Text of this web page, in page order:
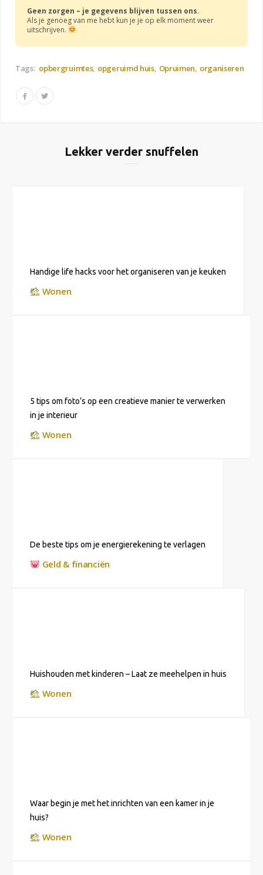
Geen zorgen – je gegevens blijven tussen ons.
Als je genoeg van me hebt kun je je op elk moment weer
uitschrijven.
Tags: opbergruimtes opgeruimd huis Opruimen organiseren
Lekker verder snuffelen
Handige life hacks voor het organiseren van je keuken
Wonen
5 tips om foto’s op een creatieve manier te verwerken
in je interieur
Wonen
De beste tips om je energierekening te verlagen
Geld & financiën
Huishouden met kinderen – Laat ze meehelpen in huis
Wonen
Waar begin je met het inrichten van een kamer in je
huis?
Wonen